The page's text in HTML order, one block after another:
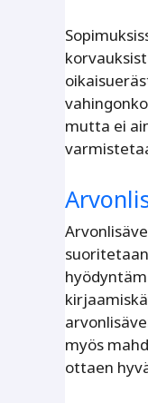
mutta ei
myös
ottaen